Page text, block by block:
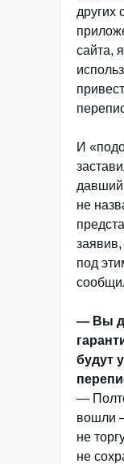
других
сайта,
И
давший
не
под
— Вы
будут
—
вошли
не
не